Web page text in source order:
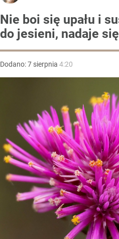
Nie boi się upału i
do jesieni, nadaje
Dodano:7 sierpnia 4:20